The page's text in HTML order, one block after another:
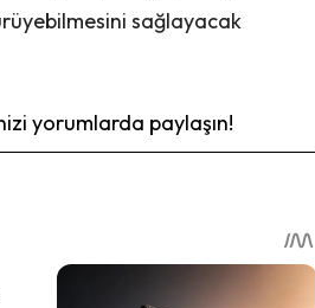
sağlayacak
yorumlarda paylaşın!